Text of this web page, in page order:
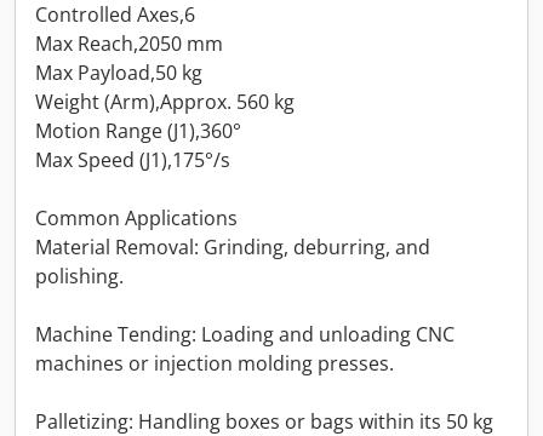
Controlled Axes,6
Max Reach,2050 mm
Max Payload,50 kg
Weight (Arm),Approx. 560 kg
Motion Range (J1),360°
Max Speed (J1),175°/s
Common Applications
Material Removal: Grinding, deburring, and
polishing.
Machine Tending: Loading and unloading CNC
machines or injection molding presses.
Palletizing: Handling boxes or bags within its 50 kg